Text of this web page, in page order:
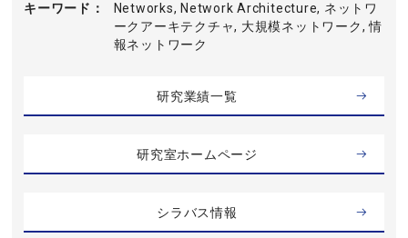
キーワード
Networks, Network Architecture, ネットワ
ークアーキテクチャ, 大規模ネットワーク, 情
報ネットワーク
研究業績一覧
研究室ホームページ
シラバス情報